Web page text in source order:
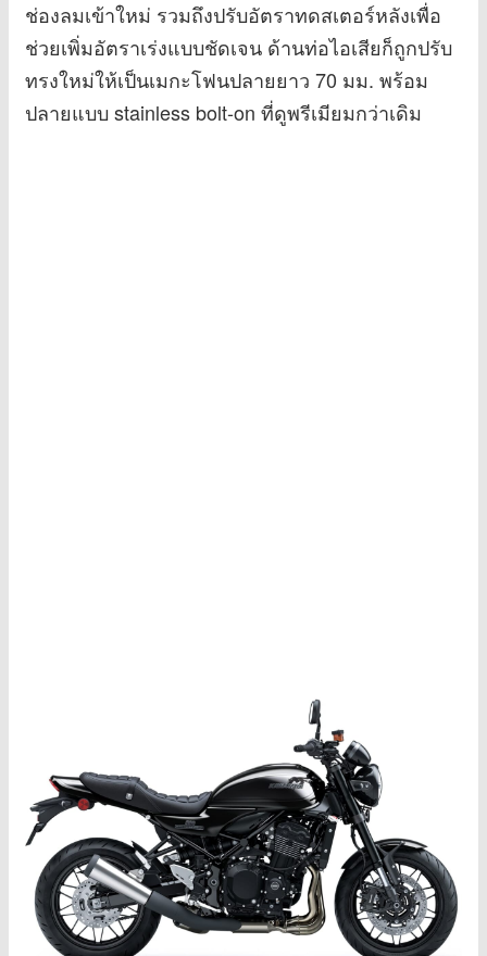
ช่องลมเข้าใหม่ รวมถึงปรับอัตราทดสเตอร์หลังเพื่อ
ช่วยเพิ่มอัตราเร่งแบบชัดเจน ด้านท่อไอเสียก็ถูกปรับ
ทรงใหม่ให้เป็นเมกะโฟนปลายยาว 70 มม. พร้อม
ปลายแบบ stainless bolt-on ที่ดูพรีเมียมกว่าเดิม